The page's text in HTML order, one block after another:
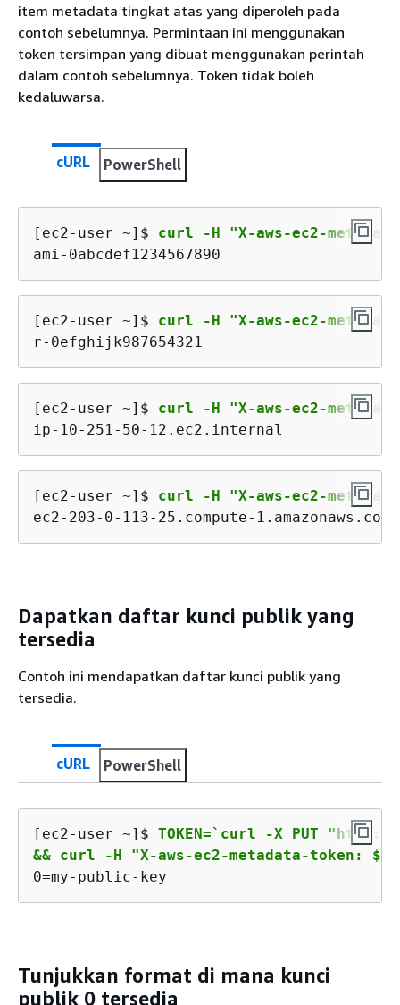
item metadata tingkat atas yang diperoleh pada
contoh sebelumnya. Permintaan ini menggunakan
token tersimpan yang dibuat menggunakan perintah
dalam contoh sebelumnya. Token tidak boleh
kedaluwarsa.
cURL PowerShell
[ec2-user ~]$ curl -H "X-aws-ec2-
ami-0abcdef1234567890
[ec2-user ~]$ curl -H "X-aws-ec2-
r-0efghijk987654321
[ec2-user ~]$ curl -H "X-aws-ec2-
ip-10-251-50-12.ec2.internal
[ec2-user ~]$ curl -H "X-aws-ec2-
ec2-203-0-113-25.compute-1.amazonaws.com
Dapatkan daftar kunci publik yang
tersedia
Contoh ini mendapatkan daftar kunci publik yang
tersedia.
cURL PowerShell
[ec2-user ~]$ TOKEN=`curl -X PUT
&& curl -H "X-aws-ec2-metadata-token:
0=my-public-key
Tunjukkan format di mana kunci
publik 0 tersedia